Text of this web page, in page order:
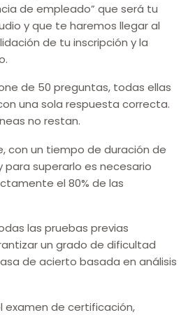
de empleado” que será tu
y que te haremos llegar al
de tu inscripción y la
de 50 preguntas, todas ellas
una sola respuesta correcta.
no restan.
con un tiempo de duración de
superarlo es necesario
el 80% de las
las pruebas previas
un grado de dificultad
de acierto basada en análisis
examen de certificación,